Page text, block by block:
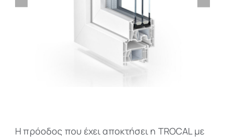
Η πρόοδος που έχει αποκτήσει η TROCAL με